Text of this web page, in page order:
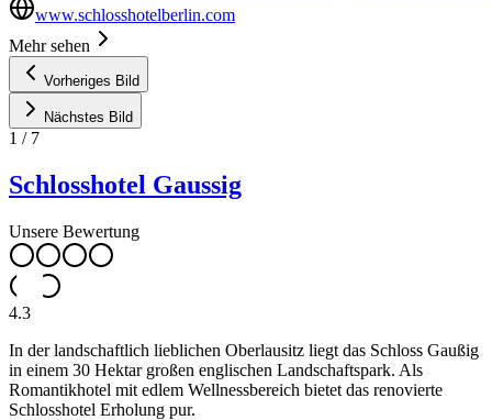
www.schlosshotelberlin.com
Mehr sehen
Vorheriges Bild
Nächstes Bild
1 / 7
Schlosshotel Gaussig
Unsere Bewertung
4.3
In der landschaftlich lieblichen Oberlausitz liegt das Schloss Gaußig
in einem 30 Hektar großen englischen Landschaftspark. Als
Romantikhotel mit edlem Wellnessbereich bietet das renovierte
Schlosshotel Erholung pur.